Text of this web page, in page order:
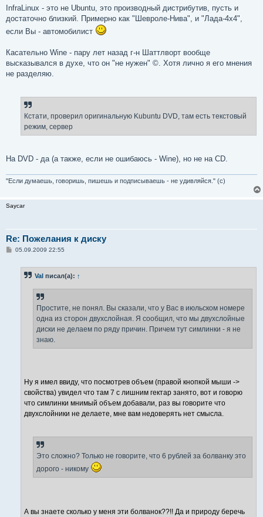
InfraLinux - это не Ubuntu, это производный дистрибутив, пусть и
достаточно близкий. Примерно как "Шевроле-Нива", и "Лада-4x4",
если Вы - автомобилист
Касательно Wine - пару лет назад г-н Шаттлворт вообще
высказывался в духе, что он "не нужен" ©. Хотя лично я его мнения
не разделяю.
Кстати, проверил оригинальную Kubuntu DVD, там есть текстовый
режим, сервер
На DVD - да (а также, если не ошибаюсь - Wine), но не на CD.
"Если думаешь, говоришь, пишешь и подписываешь - не удивляйся." (с)
Saycar
Re: Пожелания к диску
С05.09.2009 22:55
Val писал(а): ↑
Простите, не понял. Вы сказали, что у Вас в июльском номере
одна из сторон двухслойная. Я сообщил, что мы двухслойные
диски не делаем по ряду причин. Причем тут симлинки - я не
знаю.
Ну я имел ввиду, что посмотрев объем (правой кнопкой мыши ->
свойства) увидел что там 7 с лишним гектар занято, вот и говорю
что симлинки мнимый объем добавали, раз вы говорите что
двухслойники не делаете, мне вам недоверять нет смысла.
Это сложно? Только не говорите, что 6 рублей за болванку это
дорого - никому
А вы знаете сколько у меня эти болванок??!! Да и природу беречь